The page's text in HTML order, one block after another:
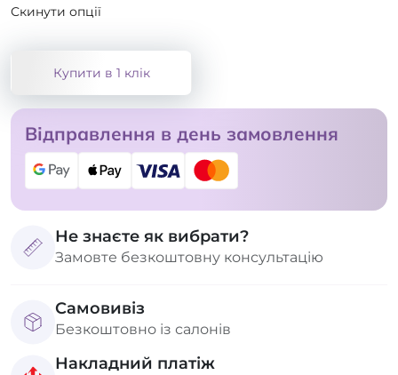
Скинути опції
Купити в 1 клік
Відправлення в день замовлення
Не знаєте як вибрати?
Замовте безкоштовну консультацію
Самовивіз
Безкоштовно із салонів
Накладний платіж